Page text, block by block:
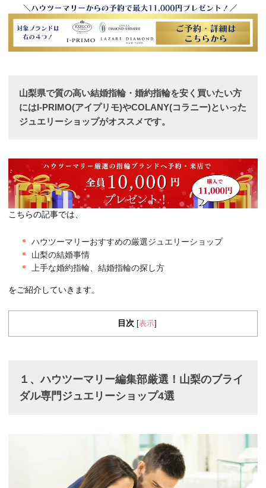
山梨県で質の高い結婚指輪・婚約指輪を安く買いたい方
にはI-PRIMO(アイプリモ)やCOLANY(コラニー)といった
ジュエリーショップがオススメです。
こちらの記事では、
ハウツーマリーおすすめの厳選ジュエリーショップ
山梨の結婚事情
上手な婚約指輪、結婚指輪の探し方
をご紹介していきます。
目次 表示
１、ハウツーマリー編集部厳選！山梨のブライ
ダル専門ジュエリーショップ4選